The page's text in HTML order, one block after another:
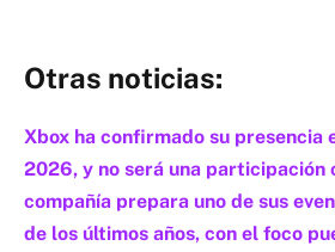
Otras noticias:
Xbox ha confirmado su presencia
2026, y no será una participación
compañía prepara uno de sus
de los últimos años, con el foco